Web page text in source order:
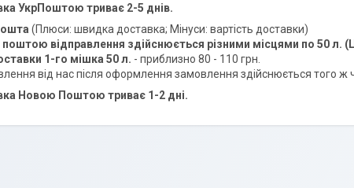
УкрПоштою триває 2-5 днів.
(Плюси: швидка доставка; Мінуси: вартість доставки)
відправлення здійснюється різними місцями по 50 л.
1-го мішка 50 л. - приблизно 80 - 110 грн.
від нас після оформлення замовлення здійснюється того ж
Новою Поштою триває 1-2 дні.